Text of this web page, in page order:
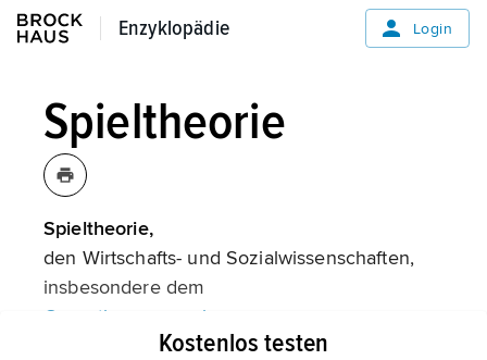
Enzyklopädie
Enzyklopädie Login
Spieltheorie
Spieltheorie,
den Wirtschafts- und Sozialwissenschaften,
insbesondere dem
Operationsresearch
zugeordnete mathematische Theorie zur
Kostenlos testen